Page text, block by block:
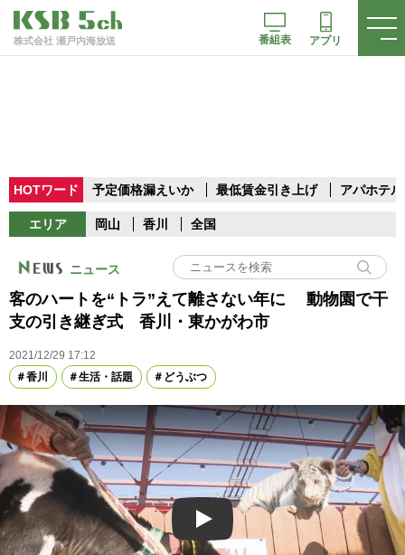
株式会社 瀬戸内海放送 番組表 アプリ
HOTワード 予定価格漏えいか 最低賃金引き上げ アパホテル
エリア 岡山 香川 全国
ニュース
客のハートを“トラ”えて離さない年に 動物園で干
支の引き継ぎ式 香川・東かがわ市
2021/12/29 17:12
香川
生活・話題 どうぶつ
Play